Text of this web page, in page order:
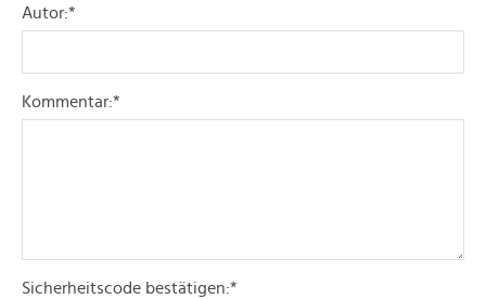
Autor:*
Kommentar:*
Sicherheitscode bestätigen:*